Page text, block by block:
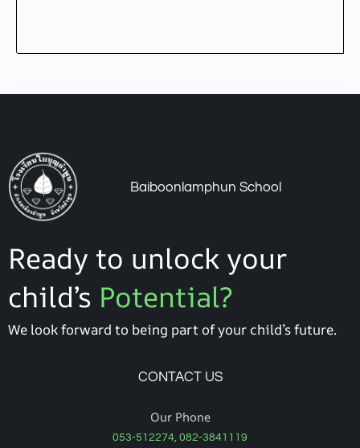
Baiboonlamphun School
Ready to unlock your
child’s Potential?
We look forward to being part of your child’s future.
CONTACT US
Our Phone
053-512274, 082-3841119